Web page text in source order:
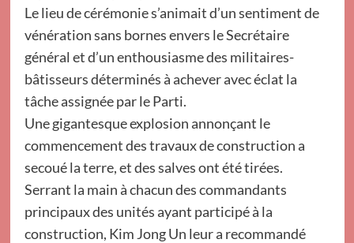
Le lieu de cérémonie s’animait d’un sentiment de
vénération sans bornes envers le Secrétaire
général et d’un enthousiasme des militaires-
bâtisseurs déterminés à achever avec éclat la
tâche assignée par le Parti.
Une gigantesque explosion annonçant le
commencement des travaux de construction a
secoué la terre, et des salves ont été tirées.
Serrant la main à chacun des commandants
principaux des unités ayant participé à la
construction, Kim Jong Un leur a recommandé